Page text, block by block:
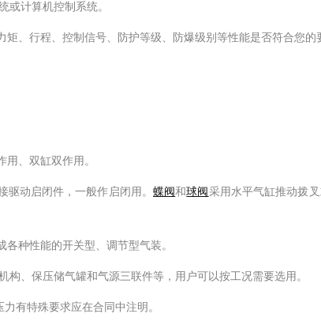
计算机控制系统。
、行程、控制信号、防护等级、防爆级别等性能是否符合您的
、双缸双作用。
驱动启闭件，一般作启闭用。蝶阀和球阀 采用水平气缸推动拨
种性能的开关型、调节型气装。
、保压储气罐和气源三联件等，用户可以按工况需要选用。
有特殊要求应在合同中注明。